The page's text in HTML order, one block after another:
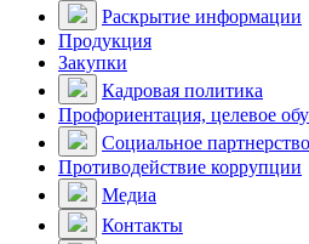
Раскрытие информации
Продукция
Закупки
Кадровая политика
Профориентация, целевое
Социальное партнерство
Противодействие коррупции
Медиа
Контакты